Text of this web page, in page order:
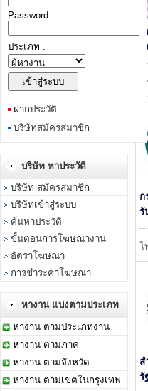
ก
รั
โ
ส
รั
Password :
ประเภท :
ฝากประวัติ
บริษัทสมัครสมาชิก
บริษัท หาประวัติ
บริษัท สมัครสมาชิก
บริษัทเข้าสู่ระบบ
ค้นหาประวัติ
ขั้นตอนการโฆษณางาน
อัตราโฆษณา
การชำระค่าโฆษณา
หางาน แบ่งตามประเภท
หางาน ตามประเภทงาน
หางาน ตามภาค
หางาน ตามจังหวัด
หางาน ตามเขตในกรุงเทพ